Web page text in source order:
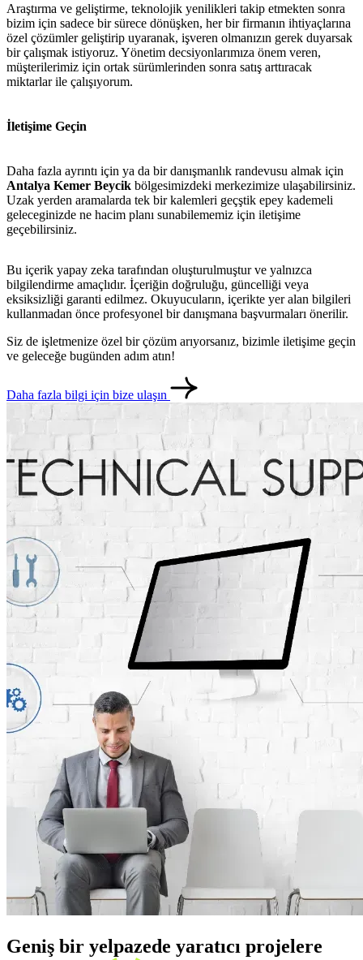
İletişim English
Araştırma ve geliştirme, teknolojik yenilikleri takip etmekten sonra
bizim için sadece bir sürece dönüşken, her bir firmanın ihtiyaçlarına
özel çözümler geliştirip uyaranak, işveren olmanızın gerek duyarsak
bir çalışmak istiyoruz. Yönetim decsiyonlarımıza önem veren,
müşterilerimiz için ortak sürümlerinden sonra satış arttıracak
miktarlar ile çalışıyorum.
İletişime Geçin
Daha fazla ayrıntı için ya da bir danışmanlık randevusu almak için
Antalya Kemer Beycik bölgesimizdeki merkezimize ulaşabilirsiniz.
Uzak yerden aramalarda tek bir kalemleri geçştik epey kademeli
geleceginizde ne hacim planı sunabilememiz için iletişime
geçebilirsiniz.
Bu içerik yapay zeka tarafından oluşturulmuştur ve yalnızca
bilgilendirme amaçlıdır. İçeriğin doğruluğu, güncelliği veya
eksiksizliği garanti edilmez. Okuyucuların, içerikte yer alan bilgileri
kullanmadan önce profesyonel bir danışmana başvurmaları önerilir.
Siz de işletmenize özel bir çözüm arıyorsanız, bizimle iletişime geçin
ve geleceğe bugünden adım atın!
Daha fazla bilgi için bize ulaşın
Geniş bir yelpazede yaratıcı projelere